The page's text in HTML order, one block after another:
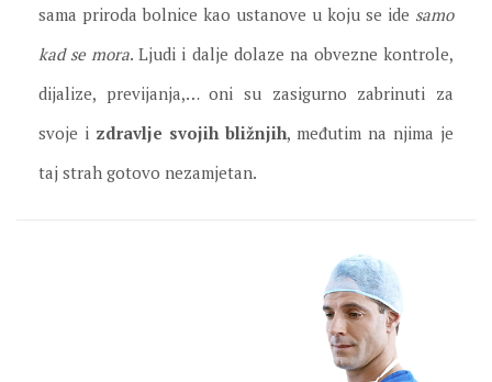
sama priroda bolnice kao ustanove u koju se ide samo
kad se mora. Ljudi i dalje dolaze na obvezne kontrole,
dijalize, previjanja,… oni su zasigurno zabrinuti za
svoje i zdravlje svojih bližnjih, međutim na njima je
taj strah gotovo nezamjetan.